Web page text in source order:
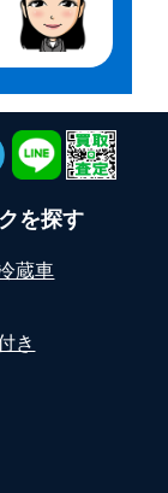
を探す
蔵車
き